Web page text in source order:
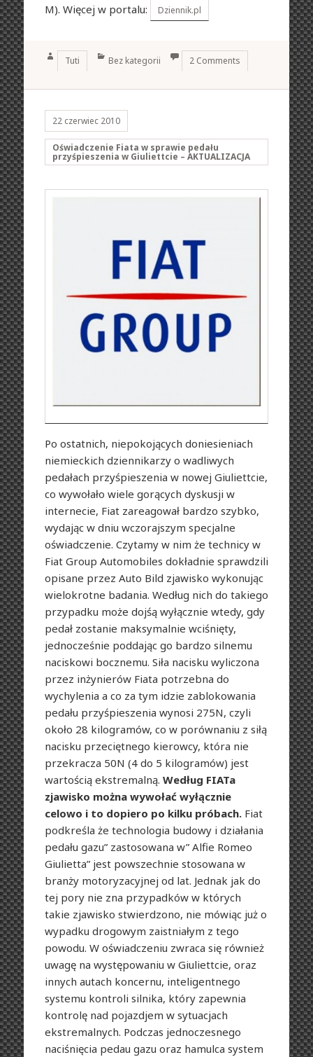
M). Więcej w portalu: Dziennik.pl
Author
Tuti Categories
Bez kategorii 2 Comments
22 czerwiec 2010
Oświadczenie Fiata w sprawie pedału
przyśpieszenia w Giuliettcie – AKTUALIZACJA
Po ostatnich, niepokojących doniesieniach
niemieckich dziennikarzy o wadliwych
pedałach przyśpieszenia w nowej Giuliettcie,
co wywołało wiele gorących dyskusji w
internecie, Fiat zareagował bardzo szybko,
wydając w dniu wczorajszym specjalne
oświadczenie. Czytamy w nim że technicy w
Fiat Group Automobiles dokładnie sprawdzili
opisane przez Auto Bild zjawisko wykonując
wielokrotne badania. Według nich do takiego
przypadku może dojśą wyłącznie wtedy, gdy
pedał zostanie maksymalnie wciśnięty,
jednocześnie poddając go bardzo silnemu
naciskowi bocznemu. Siła nacisku wyliczona
przez inżynierów Fiata potrzebna do
wychylenia a co za tym idzie zablokowania
pedału przyśpieszenia wynosi 275N, czyli
około 28 kilogramów, co w porównaniu z siłą
nacisku przeciętnego kierowcy, która nie
przekracza 50N (4 do 5 kilogramów) jest
wartością ekstremalną. Według FIATa
zjawisko można wywołać wyłącznie
celowo i to dopiero po kilku próbach.Fiat
podkreśla że technologia budowy i działania
pedału gazu” zastosowana w” Alfie Romeo
Giulietta” jest powszechnie stosowana w
branży motoryzacyjnej od lat. Jednak jak do
tej pory nie zna przypadków w których
takie zjawisko stwierdzono, nie mówiąc już o
wypadku drogowym zaistniałym z tego
powodu. W oświadczeniu zwraca się również
uwagę na występowaniu w Giuliettcie, oraz
innych autach koncernu, inteligentnego
systemu kontroli silnika, który zapewnia
kontrolę nad pojazdjem w sytuacjach
ekstremalnych. Podczas jednoczesnego
naciśnięcia pedau gazu oraz hamulca system